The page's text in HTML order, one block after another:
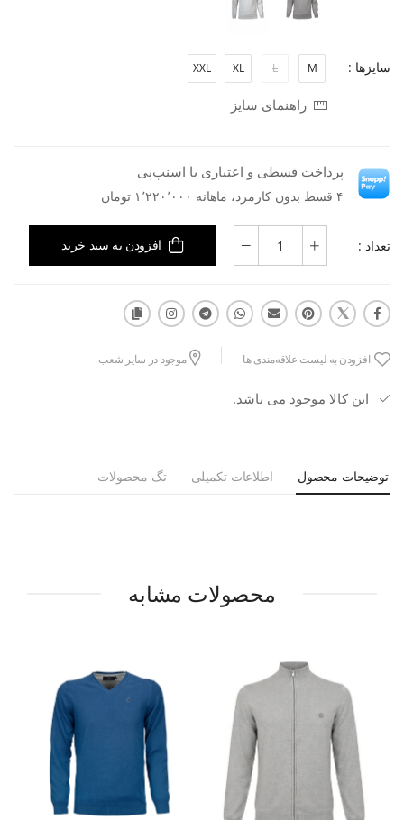
سایزها : M
L
XL
XXL
راهنمای سایز
پرداخت قسطی و اعتباری با اسنپ‌پی
۴ قسط بدون کارمزد، ماهانه ۱٬۲۲۰٬۰۰۰ تومان
تعداد : افزودن به سبد خرید
افزودن به لیست علاقه‌مندی ها موجود در سایر شعب
این کالا موجود می باشد.
توضیحات محصول اطلاعات تکمیلی تگ محصولات
محصولات مشابه